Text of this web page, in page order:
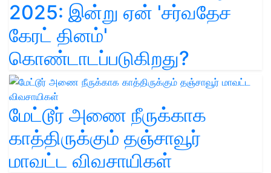
2025: இன்று ஏன் 'சர்வதேச
கேரட் தினம்'
கொண்டாடப்படுகிறது?
மேட்டூர் அணை நீருக்காக
காத்திருக்கும் தஞ்சாவூர்
மாவட்ட விவசாயிகள்